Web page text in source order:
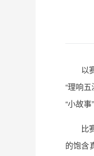
以
“理响
“小故
比
的饱含